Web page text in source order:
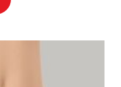
múltiples